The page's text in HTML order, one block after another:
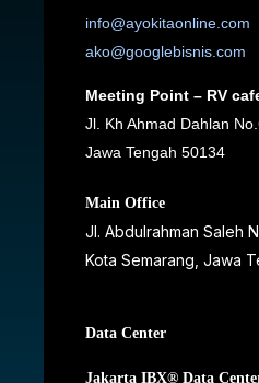
info@ayokitaonline.com
ako@googlebisnis.com
Meeting Point – RV
Jl. Kh Ahmad Dahlan
Jawa Tengah 50134
Main Office
Jl. Abdulrahman Saleh
Kota Semarang, Jawa
Data Center
Jakarta IBX® Data